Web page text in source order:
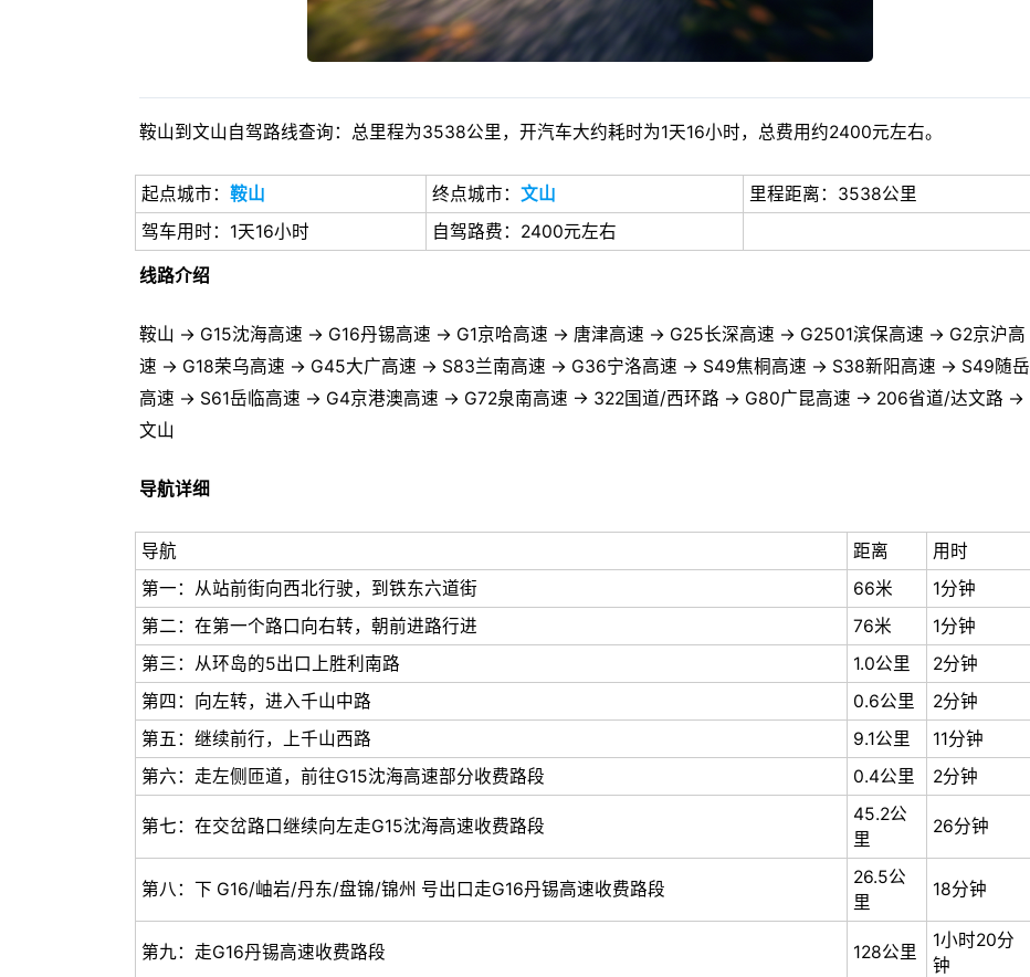
鞍山到文山自驾路线查询：总里程为3538公里，开汽车大约耗时为1天16小时，总费用约2400元左右。
起点城市： 鞍山 终点城市： 文山
里程距离：3538公里
驾车用时：1天16小时
自驾路费：2400元左右
线路介绍
鞍山 → G15沈海高速 → G16丹锡高速 → G1京哈高速 → 唐津高速 → G25长深高速 → G2501滨保高速 → G2京沪高
速 → G18荣乌高速 → G45大广高速 → S83兰南高速 → G36宁洛高速 → S49焦桐高速 → S38新阳高速 → S49随岳
高速 → S61岳临高速 → G4京港澳高速 → G72泉南高速 → 322国道/西环路 → G80广昆高速 → 206省道/达文路 →
文山
导航详细
导航 距离
用时
第一：从站前街向西北行驶，到铁东六道街
66米
1分钟
第二：在第一个路口向右转，朝前进路行进
76米
1分钟
第三：从环岛的5出口上胜利南路
1.0公里
2分钟
第四：向左转，进入千山中路
0.6公里
2分钟
第五：继续前行，上千山西路
9.1公里
11分钟
第六：走左侧匝道，前往G15沈海高速部分收费路段
0.4公里 2分钟
第七：在交岔路口继续向左走G15沈海高速收费路段
45.2公
里
26分钟
第八：下 G16/岫岩/丹东/盘锦/锦州 号出口走G16丹锡高速收费路段
26.5公
里
18分钟
第九：走G16丹锡高速收费路段 128公里
1小时20分
钟